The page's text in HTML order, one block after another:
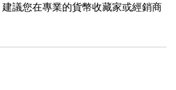
議您在專業的貨幣收藏家或經銷商